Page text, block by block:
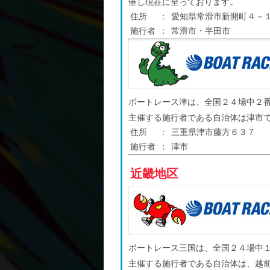
住所
：
愛知県常滑市新開町４－
施行者
： 常滑市・半田市
ボートレース津は、全国２４場中２
主催する施行者である自治体は津市
住所
：
三重県津市藤方６３７
施行者
： 津市
近畿地区
ボートレース三国は、全国２４場中
主催する施行者である自治体は、越